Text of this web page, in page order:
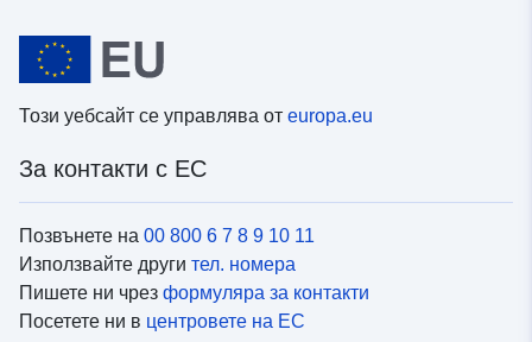
Този уебсайт се управлява от europa.eu
За контакти с ЕС
Позвънете на 00 800 6 7 8 9 10 11
Използвайте други тел. номера
Пишете ни чрез формуляра за контакти
Посетете ни в центровете на ЕС